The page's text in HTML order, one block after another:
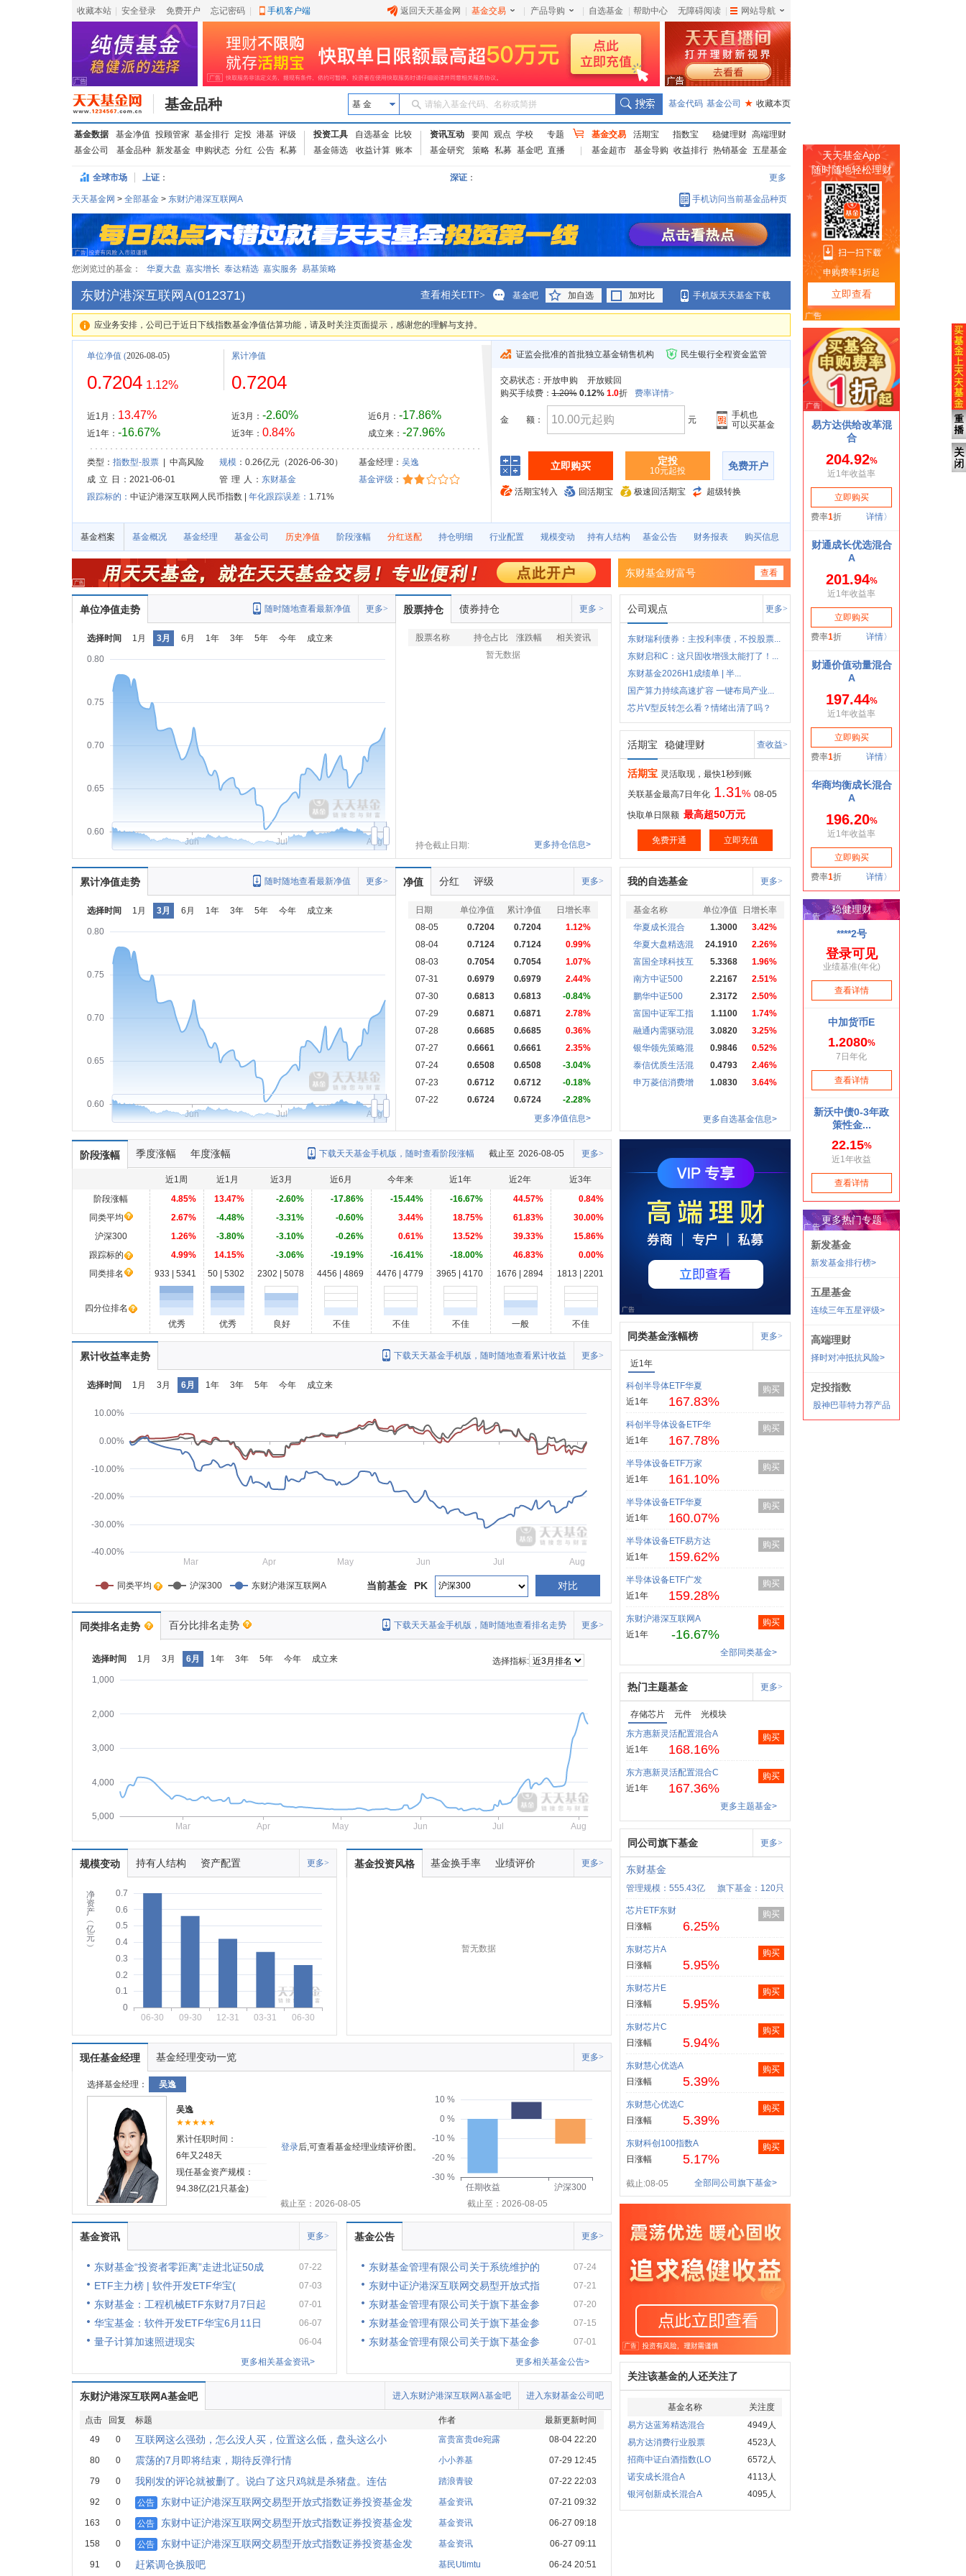
收藏本站 安全登录 免费开户 忘记密码 手机客户端 返回天天基金网 基金交易 产品导购 自选基金 帮助中心 无障碍阅读 网站导航
基金品种 基 金 请输入基金代码、名称或简拼 基金代码 基金公司 ★ 收藏本页
基金数据 基金净值 投顾管家 基金排行 定投 港基 评级
基金公司
基金品种 新发基金 申购状态 分红 公告 私募
投资工具 自选基金
比较
基金筛选
收益计算 账本
资讯互动 要闻 观点 学校
专题
基金研究
策略 私募 基金吧 直播
基金交易 活期宝 指数宝 稳健理财 高端理财
基金超市
基金导购 收益排行 热销基金 五星基金
全球市场 上证： 深证： 更多
天天基金网 > 全部基金 > 东财沪港深互联网A 手机访问当前基金品种页
您浏览过的基金： 华夏大盘 嘉实增长 泰达精选 嘉实服务 易基策略
东财沪港深互联网A(012371) 查看相关ETF> 基金吧 加自选 加对比 手机版天天基金下载
应业务安排，公司已于近日下线指数基金净值估算功能，请及时关注页面提示，感谢您的理解与支持。
单位净值 (2026-08-05)
0.7204 1.12%
近1月： 13.47%
近1年： -16.67%
累计净值
0.7204
近3月： -2.60%
近3年： 0.84%
近6月： -17.86%
成立来： -27.96%
类型： 指数型-股票| 中高风险 规模：0.26亿元（2026-06-30） 基金经理： 吴逸
成 立 日
：2021-06-01 管 理 人 ： 东财基金 基金评级 ：
跟踪标的： 中证沪港深互联网人民币指数 | 年化跟踪误差： 1.71%
证监会批准的首批独立基金销售机构 民生银行全程资金监管
交易状态： 开放申购
开放赎回
购买手续费：1.20% 0.12% 1.0折 费率详情>
金 额： 元
手机也
可以买基金
立即购买 定投
10元起投 免费开户
活期宝转入 回活期宝 极速回活期宝 超级转换
基金档案 基金概况 基金经理 基金公司 历史净值 阶段涨幅 分红送配 持仓明细 行业配置 规模变动 持有人结构 基金公告 财务报表 购买信息
东财基金财富号 查看
单位净值走势 更多>
随时随地查看最新净值
选择时间 1月 3月 6月 1年 3年 5年 今年 成立来
0.60
0.65
0.70
0.75
0.80
Jun Jul Aug
股票持仓 债券持仓 更多 >
股票名称 持仓占比 涨跌幅
相关资讯
暂无数据
持仓截止日期: 更多持仓信息>
公司观点 更多>
东财瑞利债券：主投利率债，不投股票...
东财启和C：这只固收增强太能打了！...
东财基金2026H1成绩单 | 半...
国产算力持续高速扩容 一键布局产业...
芯片V型反转怎么看？情绪出清了吗？
活期宝 稳健理财 查收益>
活期宝 灵活取现，最快1秒到账
关联基金最高7日年化 1.31% 08-05
快取单日限额 最高超50万元
免费开通 立即充值
累计净值走势 更多>
随时随地查看最新净值
选择时间 1月 3月 6月 1年 3年 5年 今年 成立来
0.60
0.65
0.70
0.75
0.80
Jun Jul Aug
净值 分红 评级 更多>
日期 单位净值 累计净值
日增长率
08-05
0.7204 0.7204
1.12%
08-04
0.7124 0.7124
0.99%
08-03
0.7054 0.7054
1.07%
07-31
0.6979 0.6979
2.44%
07-30
0.6813 0.6813
-0.84%
07-29
0.6871 0.6871
2.78%
07-28
0.6685 0.6685
0.36%
07-27
0.6661 0.6661
2.35%
07-24
0.6508 0.6508
-3.04%
07-23
0.6712 0.6712
-0.18%
07-22
0.6724 0.6724
-2.28%
更多净值信息>
我的自选基金 更多>
基金名称 单位净值
日增长率
华夏成长混合
1.3000
3.42%
华夏大盘精选混
24.1910
2.26%
富国全球科技互
5.3368
1.96%
南方中证500
2.2167
2.51%
鹏华中证500
2.3172
2.50%
富国中证军工指
1.1100
1.74%
融通内需驱动混
3.0820
3.25%
银华领先策略混
0.9846
0.52%
泰信优质生活混
0.4793
2.46%
申万菱信消费增
1.0830 3.64%
更多自选基金信息>
阶段涨幅 季度涨幅 年度涨幅 更多>
截止至 2026-08-05
下载天天基金手机版，随时查看阶段涨幅
近1周 近1月 近3月 近6月 今年来 近1年 近2年
近3年
阶段涨幅
4.85% 13.47% -2.60% -17.86% -15.44% -16.67% 44.57%
0.84%
同类平均
2.67% -4.48% -3.31% -0.60% 3.44% 18.75% 61.83%
30.00%
沪深300
1.26% -3.80% -3.10% -0.26% 0.61% 13.52% 39.33%
15.86%
跟踪标的
4.99% 14.15% -3.06% -19.19% -16.41% -18.00% 46.83%
0.00%
同类排名
933 | 5341 50 | 5302 2302 | 5078 4456 | 4869 4476 | 4779 3965 | 4170 1676 | 2894 1813 | 2201
四分位排名
优秀
优秀 良好 不佳 不佳 不佳 一般 不佳
累计收益率走势 更多>
下载天天基金手机版，随时随地查看累计收益
选择时间 1月 3月 6月 1年 3年 5年 今年 成立来
-40.00%
-30.00%
-20.00%
-10.00%
0.00%
10.00%
Mar Apr May Jun Jul Aug
同类平均 沪深300 东财沪港深互联网A 对比
PK
当前基金
同类排名走势 百分比排名走势 更多>
下载天天基金手机版，随时随地查看排名走势
选择时间 1月 3月 6月 1年 3年 5年 今年 成立来
选择指标:
1,000
2,000
3,000
4,000
5,000
Mar
Apr May Jun Jul Aug
规模变动 持有人结构 资产配置 更多>
净
资
产
︵
亿
元
︶
0
0.1
0.2
0.3
0.4
0.5
0.6
0.7
06-30 09-30 12-31 03-31 06-30
基金投资风格 基金换手率 业绩评价 更多>
暂无数据
现任基金经理 基金经理变动一览 更多>
选择基金经理： 吴逸
吴逸
★★★★★
累计任职时间：
6年又248天
现任基金资产规模：
94.38亿(21只基金)
登录后,可查看基金经理业绩评价图。
-30 %
-20 %
-10 %
0 %
10 %
任期收益
沪深300
截止至：2026-08-05
截止至：2026-08-05
基金资讯 更多>
东财基金“投资者零距离”走进北证50成 07-22
ETF主力榜 | 软件开发ETF华宝( 07-03
东财基金：工程机械ETF东财7月7日起 07-01
华宝基金：软件开发ETF华宝6月11日 06-07
量子计算加速照进现实
06-04
更多相关基金资讯>
基金公告 更多>
东财基金管理有限公司关于系统维护的 07-24
东财中证沪港深互联网交易型开放式指 07-21
东财基金管理有限公司关于旗下基金参 07-20
东财基金管理有限公司关于旗下基金参 07-15
东财基金管理有限公司关于旗下基金参
07-01
更多相关基金公告>
东财沪港深互联网A基金吧 进入东财基金公司吧
进入东财沪港深互联网A基金吧
点击 回复 标题 作者
最新更新时间
49
0 互联网这么强劲，怎么没人买，位置这么低，盘头这么小 富贵富贵de宛露 08-04 22:20
80 0 震荡的7月即将结束，期待反弹行情 小小养基 07-29 12:45
79 0 我刚发的评论就被删了。说白了这只鸡就是杀猪盘。连估 踏浪青骏 07-22 22:03
92 0 公告 东财中证沪港深互联网交易型开放式指数证券投资基金发 基金资讯 07-21 09:32
163 0 公告 东财中证沪港深互联网交易型开放式指数证券投资基金发 基金资讯 06-27 09:18
158 0 公告 东财中证沪港深互联网交易型开放式指数证券投资基金发 基金资讯 06-27 09:11
91 0 赶紧调仓换股吧 基民Utimtu 06-24 20:51
同类基金涨幅榜 更多>
近1年
科创半导体ETF华夏
近1年
167.83%
购买
科创半导体设备ETF华
近1年
167.78%
购买
半导体设备ETF万家
近1年
161.10%
购买
半导体设备ETF华夏
近1年
160.07%
购买
半导体设备ETF易方达
近1年
159.62%
购买
半导体设备ETF广发
近1年
159.28%
购买
东财沪港深互联网A
近1年
-16.67%
购买
全部同类基金>
热门主题基金 更多>
存储芯片 元件
光模块
东方惠新灵活配置混合A
近1年
168.16%
购买
东方惠新灵活配置混合C
近1年
167.36%
购买
更多主题基金>
同公司旗下基金 更多>
东财基金
管理规模：555.43亿 旗下基金：120只
芯片ETF东财
日涨幅
6.25%
购买
东财芯片A
日涨幅
5.95%
购买
东财芯片E
日涨幅
5.95%
购买
东财芯片C
日涨幅
5.94%
购买
东财慧心优选A
日涨幅
5.39%
购买
东财慧心优选C
日涨幅
5.39%
购买
东财科创100指数A
日涨幅
5.17%
购买
截止:08-05 全部同公司旗下基金>
关注该基金的人还关注了
基金名称
关注度
易方达蓝筹精选混合
4949人
易方达消费行业股票
4523人
招商中证白酒指数(LO
6572人
诺安成长混合A
4113人
银河创新成长混合A
4095人